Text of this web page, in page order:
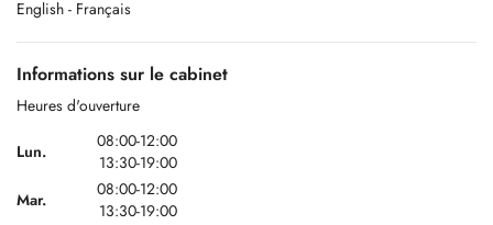
English - Français
Informations sur le cabinet
Heures d'ouverture
Lun.
08:00-12:00
13:30-19:00
Mar.
08:00-12:00
13:30-19:00